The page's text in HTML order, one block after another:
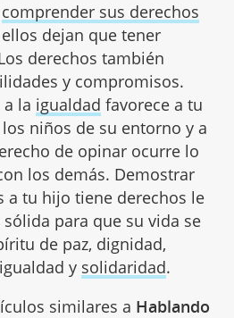
comprender sus derechos
dejan que tener
derechos también
y compromisos.
la igualdad favorece a tu
niños de su entorno y a
de opinar ocurre lo
los demás. Demostrar
a tu hijo tiene derechos le
para que su vida se
de paz, dignidad,
y solidaridad.
similares a Hablando